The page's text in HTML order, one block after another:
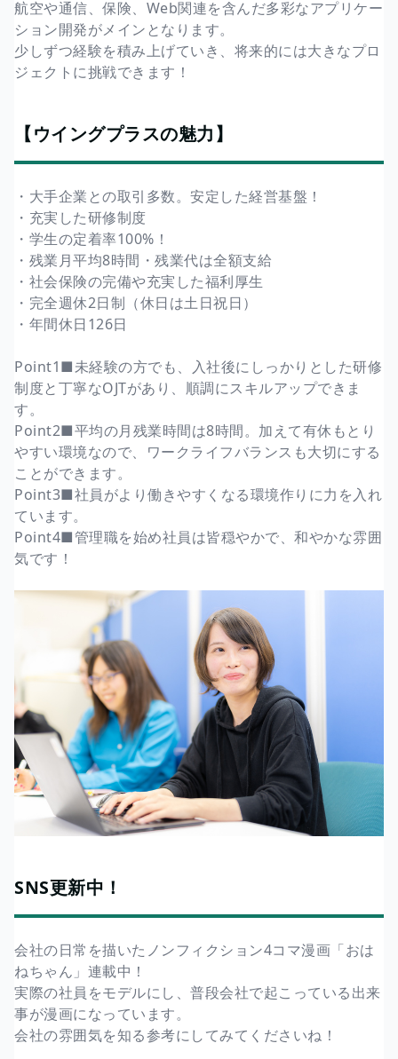
航空や通信、保険、Web関連を含んだ多彩なアプリケー
ション開発がメインとなります。
少しずつ経験を積み上げていき、将来的には大きなプロ
ジェクトに挑戦できます！
【ウイングプラスの魅力】
・大手企業との取引多数。安定した経営基盤！
・充実した研修制度
・学生の定着率100%！
・残業月平均8時間・残業代は全額支給
・社会保険の完備や充実した福利厚生
・完全週休2日制（休日は土日祝日）
・年間休日126日
Point1■未経験の方でも、入社後にしっかりとした研修
制度と丁寧なOJTがあり、順調にスキルアップできま
す。
Point2■平均の月残業時間は8時間。加えて有休もとり
やすい環境なので、ワークライフバランスも大切にする
ことができます。
Point3■社員がより働きやすくなる環境作りに力を入れ
ています。
Point4■管理職を始め社員は皆穏やかで、和やかな雰囲
気です！
SNS更新中！
会社の日常を描いたノンフィクション4コマ漫画「おは
ねちゃん」連載中！
実際の社員をモデルにし、普段会社で起こっている出来
事が漫画になっています。
会社の雰囲気を知る参考にしてみてくださいね！